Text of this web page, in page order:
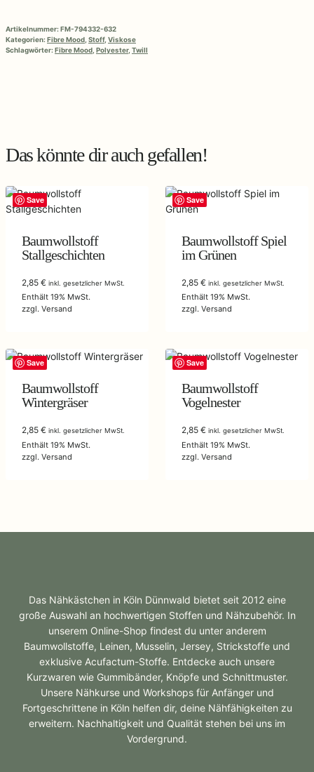
39
Menge
Artikelnummer:FM-794332-632
Kategorien:Fibre Mood Stoff, Viskose
Schlagwörter:Fibre Mood Polyester, Twill
Das könnte dir auch gefallen!
Save
Baumwollstoff
Stallgeschichten
2,85 € inkl. gesetzlicher MwSt.
Enthält 19% MwSt.
zzgl. Versand
Save
Baumwollstoff Spiel
im Grünen
2,85 € inkl. gesetzlicher MwSt.
Enthält 19% MwSt.
zzgl. Versand
Save
Baumwollstoff
Wintergräser
2,85 € inkl. gesetzlicher MwSt.
Enthält 19% MwSt.
zzgl. Versand
Save
Baumwollstoff
Vogelnester
2,85 € inkl. gesetzlicher MwSt.
Enthält 19% MwSt.
zzgl. Versand
Das Nähkästchen in Köln Dünnwald bietet seit 2012 eine
große Auswahl an hochwertigen Stoffen und Nähzubehör. In
unserem Online-Shop findest du unter anderem
Baumwollstoffe, Leinen, Musselin, Jersey, Strickstoffe und
exklusive Acufactum-Stoffe. Entdecke auch unsere
Kurzwaren wie Gummibänder, Knöpfe und Schnittmuster.
Unsere Nähkurse und Workshops für Anfänger und
Fortgeschrittene in Köln helfen dir, deine Nähfähigkeiten zu
erweitern. Nachhaltigkeit und Qualität stehen bei uns im
Vordergrund.